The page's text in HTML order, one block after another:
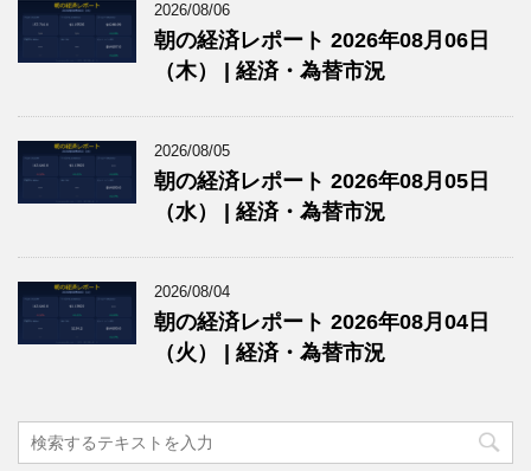
2026/08/06
朝の経済レポート 2026年08月06日
（木） | 経済・為替市況
2026/08/05
朝の経済レポート 2026年08月05日
（水） | 経済・為替市況
2026/08/04
朝の経済レポート 2026年08月04日
（火） | 経済・為替市況